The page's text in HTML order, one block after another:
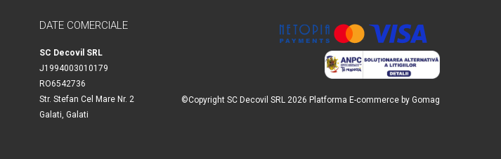
DATE COMERCIALE
SC Decovil SRL
J1994003010179
RO6542736
Str. Stefan Cel Mare Nr. 2
Galati, Galati
©Copyright SC Decovil SRL 2026 Platforma E-commerce by Gomag